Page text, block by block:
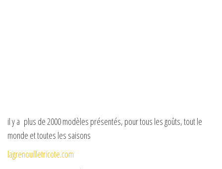
il y a plus de 2000 modèles présentés, pour tous les goûts, tout le
monde et toutes les saisons
lagrenouilletricote.com